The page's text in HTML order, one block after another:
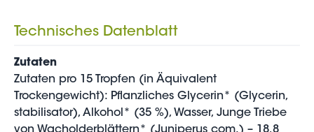
Technisches Datenblatt
Zutaten
Zutaten pro 15 Tropfen (in Äquivalent
Trockengewicht): Pflanzliches Glycerin* (Glycerin,
stabilisator), Alkohol* (35 %), Wasser, Junge Triebe